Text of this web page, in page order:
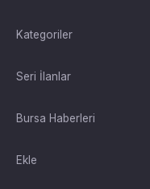
Kategoriler
Seri İlanlar
Bursa Haberleri
Ekle